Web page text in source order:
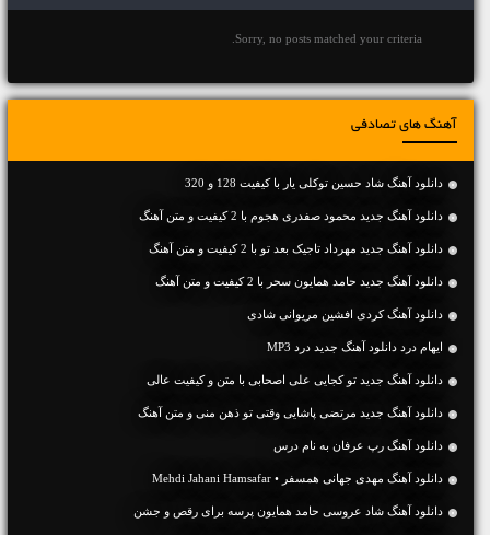
Sorry, no posts matched your criteria.
آهنگ های تصادفی
دانلود آهنگ شاد حسین توکلی یار با کیفیت 128 و 320
دانلود آهنگ جديد محمود صفدری هجوم با 2 کیفیت و متن آهنگ
دانلود آهنگ جديد مهرداد تاجیک بعد تو با 2 کیفیت و متن آهنگ
دانلود آهنگ جديد حامد همایون سحر با 2 کیفیت و متن آهنگ
دانلود آهنگ کردی افشین مریوانی شادی
ایهام درد دانلود آهنگ جدید درد MP3
دانلود آهنگ جديد تو کجایی علی اصحابی با متن و کیفیت عالی
دانلود آهنگ جديد مرتضی پاشایی وقتی تو ذهن منی و متن آهنگ
دانلود آهنگ رپ عرفان به نام درس
دانلود آهنگ مهدی جهانی همسفر • Mehdi Jahani Hamsafar
دانلود آهنگ شاد عروسی حامد همایون پرسه برای رقص و جشن